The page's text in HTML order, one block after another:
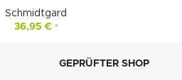
Schmidtgard
36,95€ *
GEPRÜFTER SHOP